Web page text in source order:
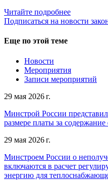
Читайте подробнее
Подписаться на новости
Еще по этой теме
Новости
Мероприятия
Записи мероприятий
29 мая 2026 г.
Минстрой России
размере платы за
29 мая 2026 г.
Минстроем России о
включаются в расчет
энергию для